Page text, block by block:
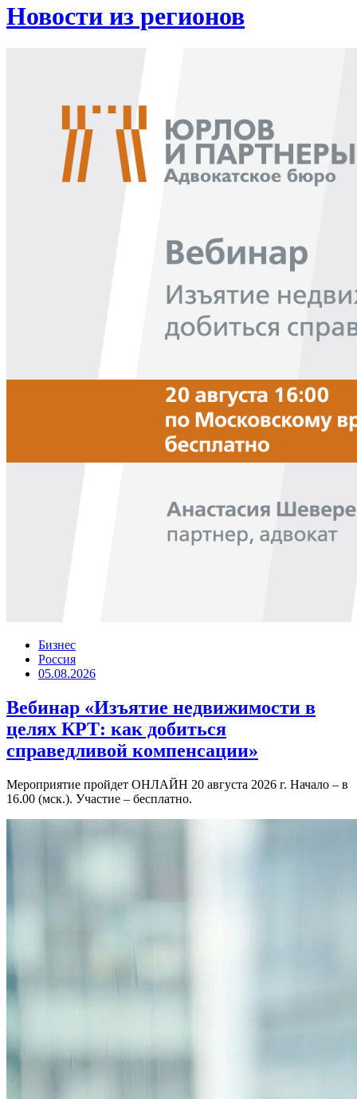
Новости из регионов
Бизнес
Россия
05.08.2026
Вебинар «Изъятие недвижимости в
целях КРТ: как добиться
справедливой компенсации»
Мероприятие пройдет ОНЛАЙН 20 августа 2026 г. Начало – в
16.00 (мск.). Участие – бесплатно.